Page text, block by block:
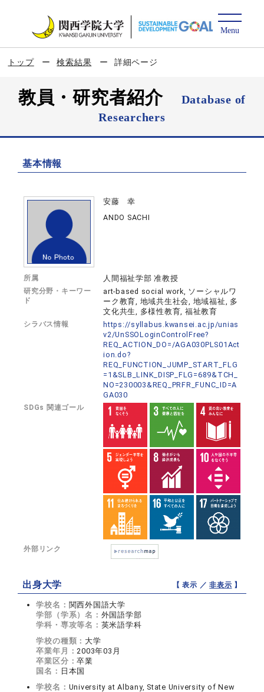
トップ 検索結果 詳細ページ
教員・研究者紹介
Database of
Researchers
基本情報
安藤 幸
ANDO SACHI
所属 人間福祉学部 准教授
研究分野・キーワー
ド
art-based social work, ソーシャルワ
ーク教育, 地域共生社会, 地域福祉, 多
文化共生, 多様性教育, 福祉教育
シラバス情報
https://syllabus.kwansei.ac.jp/unias
v2/UnSSOLoginControlFree?
REQ_ACTION_DO=/AGA030PLS01Act
ion.do?
REQ_FUNCTION_JUMP_START_FLG
=1&SLB_LINK_DISP_FLG=689&TCH_
NO=230003&REQ_PRFR_FUNC_ID=A
GA030
SDGs 関連ゴール
外部リンク
出身大学 【 表示 ／非表示 】
学校名： 関西外国語大学
学部（学系）名： 外国語学部
学科・専攻等名： 英米語学科
学校の種類： 大学
卒業年月：2003年03月
卒業区分：卒業
国名： 日本国
学校名： University at Albany, State University of New